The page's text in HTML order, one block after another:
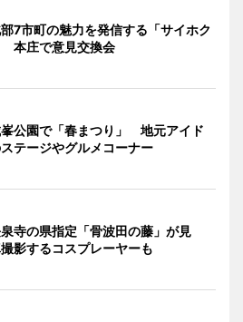
7市町の魅力を発信する「サイホク
本庄で意見交換会
公園で「春まつり」 地元アイド
テージやグルメコーナー
寺の県指定「骨波田の藤」が見
影するコスプレーヤーも